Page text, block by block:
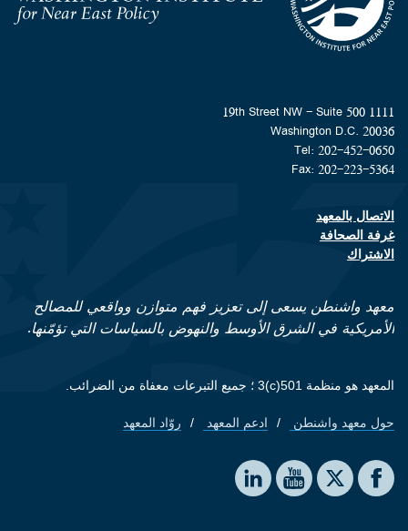
Homepage
1111 19th Street NW - Suite 500
Washington D.C. 20036
Tel: 202-452-0650
Fax: 202-223-5364
Footer contact links
الاتصال بالمعهد
غرفة الصحافة
الاشتراك
معهد واشنطن يسعى إلى تعزيز فهم متوازن وواقعي للمصالح
الأمريكية في الشرق الأوسط والنهوض بالسياسات التي تؤمّنها.
المعهد هو منظمة 501(c)3 ؛ جميع التبرعات معفاة من الضرائب.
Footer quick links
حول معهد واشنطن ادعم المعهد روّاد المعهد
Social media
The Washington Institute on Facebook
The Washington Institute on X
The Washington Institute on YouTube
The Washington Institute on LinkedIn